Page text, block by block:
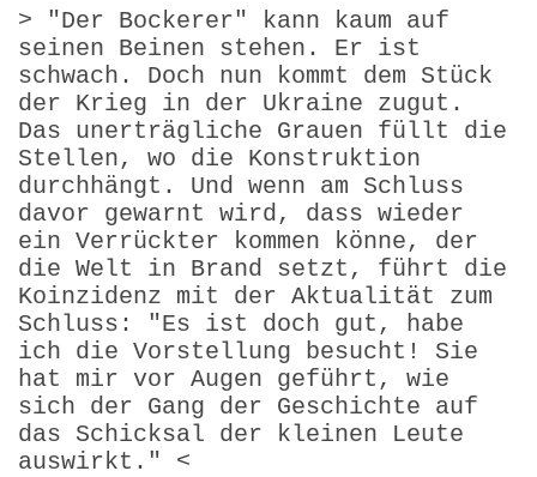
> "Der Bockerer" kann kaum auf
seinen Beinen stehen. Er ist
schwach. Doch nun kommt dem Stück
der Krieg in der Ukraine zugut.
Das unerträgliche Grauen füllt die
Stellen, wo die Konstruktion
durchhängt. Und wenn am Schluss
davor gewarnt wird, dass wieder
ein Verrückter kommen könne, der
die Welt in Brand setzt, führt die
Koinzidenz mit der Aktualität zum
Schluss: "Es ist doch gut, habe
ich die Vorstellung besucht! Sie
hat mir vor Augen geführt, wie
sich der Gang der Geschich­te auf
das Schicksal der kleinen Leute
auswirkt." <